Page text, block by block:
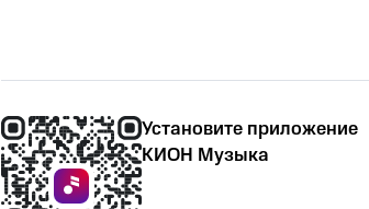
Установите приложение
КИОН Музыка